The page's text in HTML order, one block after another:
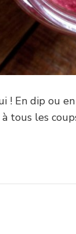
! En dip ou
tous les